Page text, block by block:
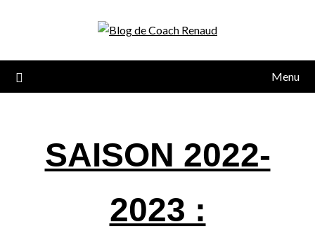
Menu
SAISON 2022-
2023 :